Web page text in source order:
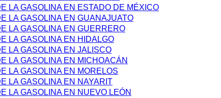
LA GASOLINA EN ESTADO DE MÉXICO
LA GASOLINA EN GUANAJUATO
LA GASOLINA EN GUERRERO
LA GASOLINA EN HIDALGO
LA GASOLINA EN JALISCO
LA GASOLINA EN MICHOACÁN
LA GASOLINA EN MORELOS
LA GASOLINA EN NAYARIT
LA GASOLINA EN NUEVO LEÓN